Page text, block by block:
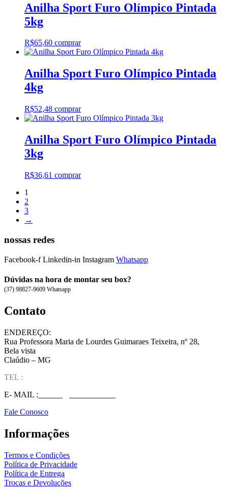
Anilha Sport Furo Olímpico Pintada
5kg
R$65,60 comprar
Anilha Sport Furo Olímpico Pintada
4kg
R$52,48 comprar
Anilha Sport Furo Olímpico Pintada
3kg
R$36,61 comprar
1
2
3
→
nossas redes
Facebook-f Linkedin-in Instagram Whatsapp
Dúvidas na hora de montar seu box?
(37) 98827-9609 Whatsapp
Contato
ENDEREÇO:
Rua Professora Maria de Lourdes Guimaraes Teixeira, nº 28,
Bela vista
Claúdio – MG
TEL :
E- MAIL :
Fale Conosco
Informações
Termos e Condições
Política de Privacidade
Política de Entrega
Trocas e Devoluções